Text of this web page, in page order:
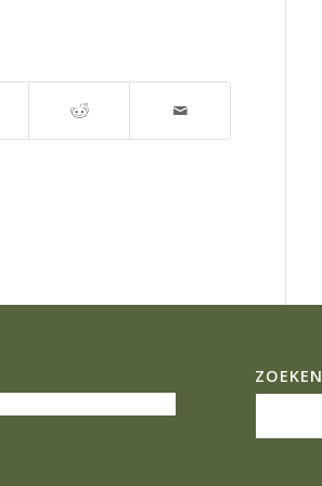
ZOEKEN